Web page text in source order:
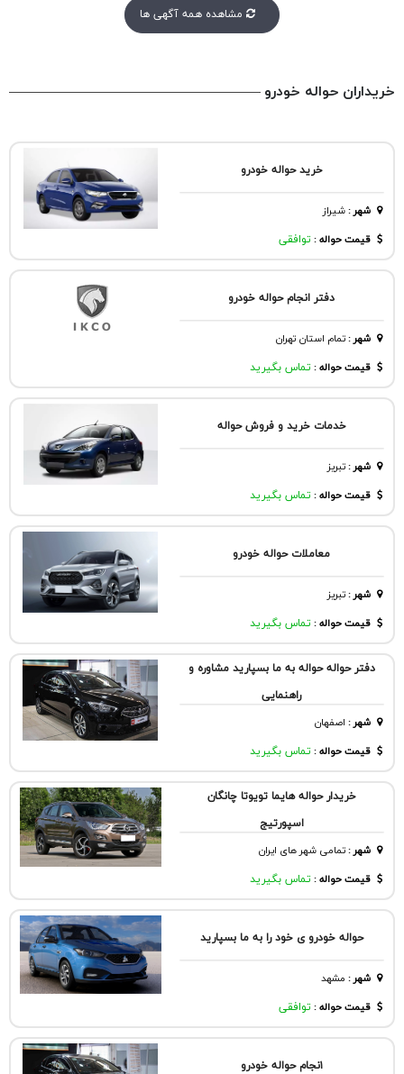
مشاهده همه آگهی ها
خریداران حواله خودرو
خرید حواله خودرو
شهر:شيراز
قیمت حواله : توافقی
دفتر انجام حواله خودرو
شهر:تمام استان تهران
قیمت حواله : تماس بگیرید
خدمات خرید و فروش حواله
شهر:تبريز
قیمت حواله : تماس بگیرید
معاملات حواله خودرو
شهر:تبريز
قیمت حواله : تماس بگیرید
دفتر حواله حواله به ما بسپارید مشاوره و
راهنمایی
شهر: اصفهان
قیمت حواله : تماس بگیرید
خریدار حواله هایما تویوتا چانگان
اسپورتیج
شهر:تمامی شهر های ایران
قیمت حواله : تماس بگیرید
حواله خودرو ی خود را به ما بسپارید
شهر: مشهد
قیمت حواله : توافقی
۱نجا‌م حواله خو‌درو‌